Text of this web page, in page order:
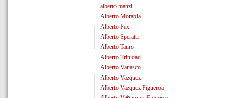
alberto manzi
Alberto Morabia
Alberto Pex
Alberto Speratti
Alberto Tauro
Alberto Trinidad
Alberto Vanasco
Alberto Vazquez
Alberto Vazquez Figueroa